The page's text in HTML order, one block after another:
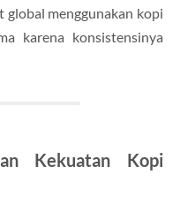
menggunakan kopi
karena konsistensinya
Kekuatan Kopi